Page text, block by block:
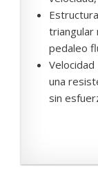
triangular
pedaleo
una
sin